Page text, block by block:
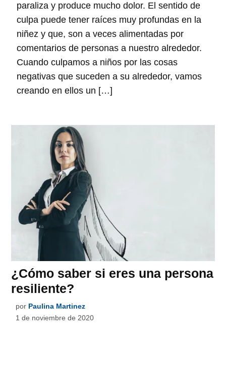
paraliza y produce mucho dolor. El sentido de
culpa puede tener raíces muy profundas en la
niñez y que, son a veces alimentadas por
comentarios de personas a nuestro alrededor.
Cuando culpamos a niños por las cosas
negativas que suceden a su alrededor, vamos
creando en ellos un […]
¿Cómo saber si eres una persona
resiliente?
por Paulina Martinez
1 de noviembre de 2020